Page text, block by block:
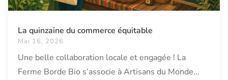
La quinzaine du commerce équitable
Mai 16, 2026
Une belle collaboration locale et engagée ! La
Ferme Borde Bio s’associe à Artisans du Monde...